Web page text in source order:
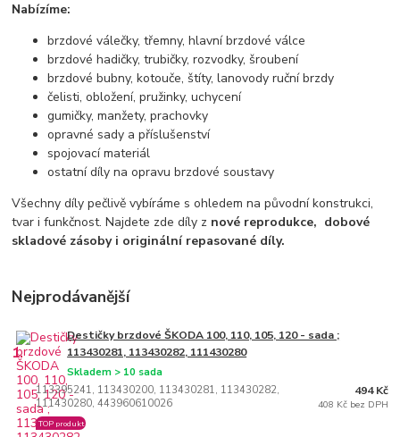
Nabízíme:
brzdové válečky, třemny, hlavní brzdové válce
brzdové hadičky, trubičky, rozvodky, šroubení
brzdové bubny, kotouče, štíty, lanovody ruční brzdy
čelisti, obložení, pružinky, uchycení
gumičky, manžety, prachovky
opravné sady a příslušenství
spojovací materiál
ostatní díly na opravu brzdové soustavy
Všechny díly pečlivě vybíráme s ohledem na původní konstrukci,
tvar i funkčnost. Najdete zde díly z nové reprodukce, dobové
skladové zásoby i originální repasované díly.
Nejprodávanější
1.
Destičky brzdové ŠKODA 100, 110, 105, 120 - sada ;
113430281, 113430282, 111430280
113395241, 113430200, 113430281, 113430282,
111430280, 443960610026
Skladem > 10 sada
TOP produkt
494 Kč
408 Kč bez DPH